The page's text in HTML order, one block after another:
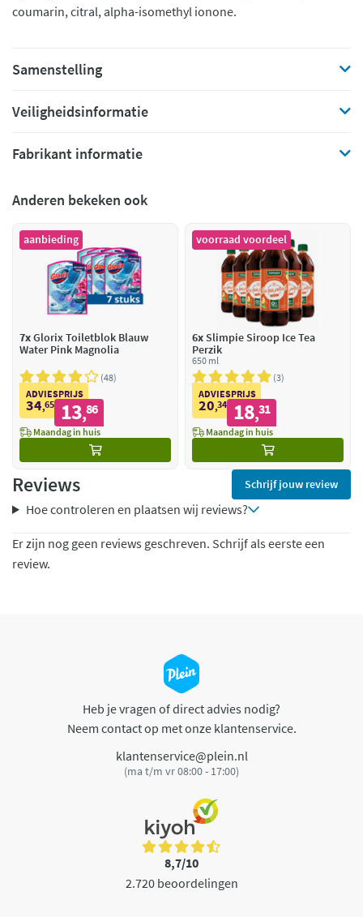
coumarin, citral, alpha-isomethyl ionone.
Samenstelling
Veiligheidsinformatie
Fabrikant informatie
Anderen bekeken ook
aanbieding
7xGlorix Toiletblok Blauw
Water Pink Magnolia
48
ADVIESPRIJS
34,65 13,86
Maandag in huis
voorraad voordeel
6x Slimpie Siroop Ice Tea
Perzik
650 ml
3
ADVIESPRIJS
20,34 18,31
Maandag in huis
Reviews Schrijf jouw review
Hoe controleren en plaatsen wij reviews?
Er zijn nog geen reviews geschreven. Schrijf als eerste een
review.
Heb je vragen of direct advies nodig?
Neem contact op met onze klantenservice.
klantenservice@plein.nl
(ma t/m vr 08:00 - 17:00)
8,7/10
2.720 beoordelingen